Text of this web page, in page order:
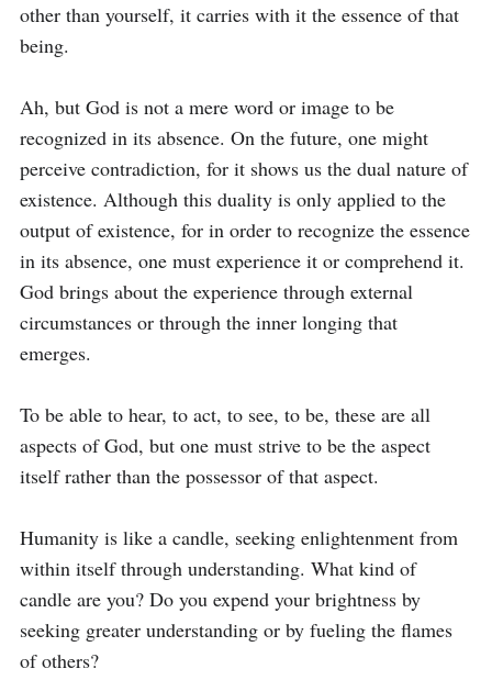
other than yourself, it carries with it the essence of that
being.
Ah, but God is not a mere word or image to be
recognized in its absence. On the future, one might
perceive contradiction, for it shows us the dual nature of
existence. Although this duality is only applied to the
output of existence, for in order to recognize the essence
in its absence, one must experience it or comprehend it.
God brings about the experience through external
circumstances or through the inner longing that
emerges.
To be able to hear, to act, to see, to be, these are all
aspects of God, but one must strive to be the aspect
itself rather than the possessor of that aspect.
Humanity is like a candle, seeking enlightenment from
within itself through understanding. What kind of
candle are you? Do you expend your brightness by
seeking greater understanding or by fueling the flames
of others?